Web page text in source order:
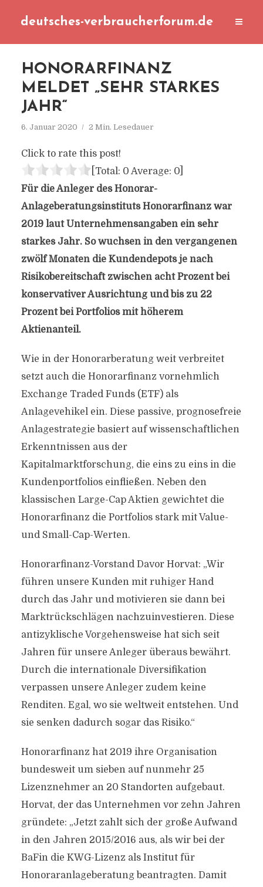
deutsches-verbraucherforum.de
HONORARFINANZ
MELDET „SEHR STARKES
JAHR“
6. Januar 2020 2 Min. Lesedauer
Click to rate this post!
[Total: 0 Average: 0]
Für die Anleger des Honorar-
Anlageberatungsinstituts Honorarfinanz war
2019 laut Unternehmensangaben ein sehr
starkes Jahr. So wuchsen in den vergangenen
zwölf Monaten die Kundendepots je nach
Risikobereitschaft zwischen acht Prozent bei
konservativer Ausrichtung und bis zu 22
Prozent bei Portfolios mit höherem
Aktienanteil.
Wie in der Honorarberatung weit verbreitet
setzt auch die Honorarfinanz vornehmlich
Exchange Traded Funds (ETF) als
Anlagevehikel ein. Diese passive, prognosefreie
Anlagestrategie basiert auf wissenschaftlichen
Erkenntnissen aus der
Kapitalmarktforschung, die eins zu eins in die
Kundenportfolios einfließen. Neben den
klassischen Large-Cap Aktien gewichtet die
Honorarfinanz die Portfolios stark mit Value-
und Small-Cap-Werten.
Honorarfinanz-Vorstand Davor Horvat: „Wir
führen unsere Kunden mit ruhiger Hand
durch das Jahr und motivieren sie dann bei
Marktrückschlägen nachzuinvestieren. Diese
antizyklische Vorgehensweise hat sich seit
Jahren für unsere Anleger überaus bewährt.
Durch die internationale Diversifikation
verpassen unsere Anleger zudem keine
Renditen. Egal, wo sie weltweit entstehen. Und
sie senken dadurch sogar das Risiko.“
Honorarfinanz hat 2019 ihre Organisation
bundesweit um sieben auf nunmehr 25
Lizenznehmer an 20 Standorten aufgebaut.
Horvat, der das Unternehmen vor zehn Jahren
gründete: „Jetzt zahlt sich der große Aufwand
in den Jahren 2015/2016 aus, als wir bei der
BaFin die KWG-Lizenz als Institut für
Honoraranlageberatung beantragten. Damit